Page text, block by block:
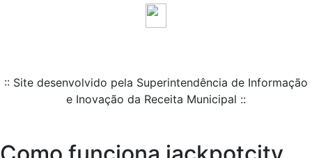
:: Site desenvolvido pela Superintendência de Informação
e Inovação da Receita Municipal ::